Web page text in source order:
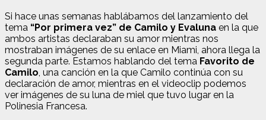
Si hace unas semanas hablábamos del lanzamiento del
tema “Por primera vez” de Camilo y Evaluna en la que
ambos artistas declaraban su amor mientras nos
mostraban imágenes de su enlace en Miami, ahora llega la
segunda parte. Estamos hablando del tema Favorito de
Camilo, una canción en la que Camilo continúa con su
declaración de amor, mientras en el videoclip podemos
ver imágenes de su luna de miel que tuvo lugar en la
Polinesia Francesa.